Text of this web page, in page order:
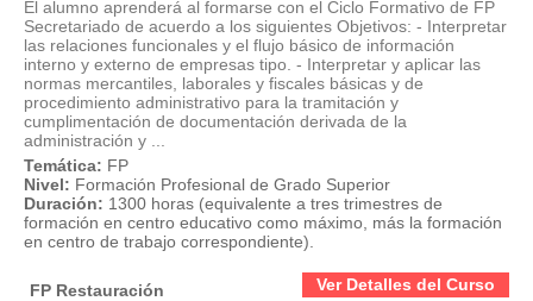
El alumno aprenderá al formarse con el Ciclo Formativo de FP
Secretariado de acuerdo a los siguientes Objetivos: - Interpretar
las relaciones funcionales y el flujo básico de información
interno y externo de empresas tipo. - Interpretar y aplicar las
normas mercantiles, laborales y fiscales básicas y de
procedimiento administrativo para la tramitación y
cumplimentación de documentación derivada de la
administración y ...
Temática: FP
Nivel: Formación Profesional de Grado Superior
Duración: 1300 horas (equivalente a tres trimestres de
formación en centro educativo como máximo, más la formación
en centro de trabajo correspondiente).
Ver Detalles del Curso
FP Restauración